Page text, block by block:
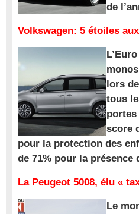
de
Volkswagen: 5 étoiles
lors
tous
score
pour la protection des
de 71% pour la présence
La Peugeot 5008, élu «
Le